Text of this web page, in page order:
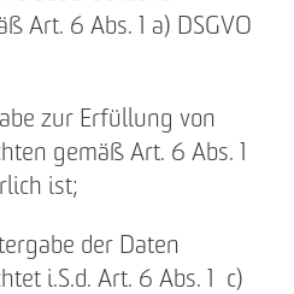
Art. 6 Abs. 1 a) DSGVO
zur Erfüllung von
gemäß Art. 6 Abs. 1
ist;
der Daten
i.S.d. Art. 6 Abs. 1 c)